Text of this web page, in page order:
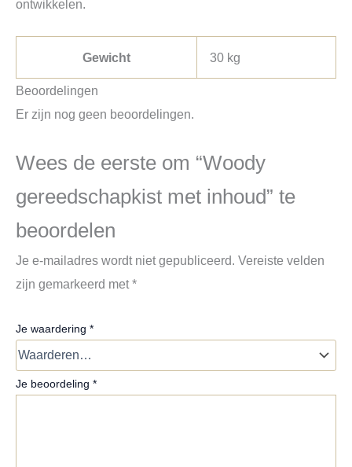
ontwikkelen.
Gewicht 30 kg
Beoordelingen
Er zijn nog geen beoordelingen.
Wees de eerste om “Woody
gereedschapkist met inhoud” te
beoordelen
Je e-mailadres wordt niet gepubliceerd. Vereiste velden
zijn gemarkeerd met*
Je waardering *
Je beoordeling *